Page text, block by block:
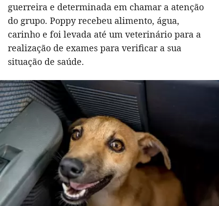
guerreira e determinada em chamar a atenção
do grupo. Poppy recebeu alimento, água,
carinho e foi levada até um veterinário para a
realização de exames para verificar a sua
situação de saúde.